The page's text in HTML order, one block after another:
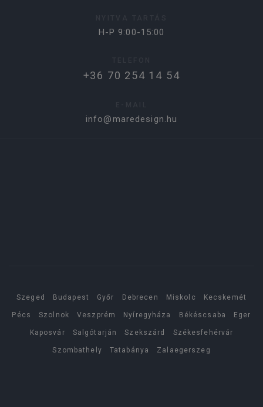
H-P 9:00-15:00
+36 70 254 14 54
info@maredesign.hu
Szeged Budapest Győr Debrecen Miskolc Kecskemét
Pécs Szolnok Veszprém Nyíregyháza Békéscsaba Eger
Kaposvár Salgótarján Szekszárd Székesfehérvár
Szombathely Tatabánya Zalaegerszeg